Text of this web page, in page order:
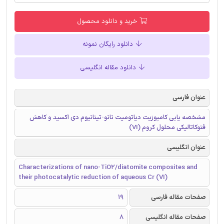
خرید و دانلود محصول
دانلود رایگان نمونه
دانلود مقاله انگلیسی
عنوان فارسی
مشخصه یابی کامپوزیت دیاتومیت نانو-تیتانیوم دی اکسید و کاهش
فتوکاتالیکی محلول کروم (VI)
عنوان انگلیسی
Characterizations of nano-TiO2/diatomite composites and
their photocatalytic reduction of aqueous Cr (VI)
صفحات مقاله فارسی
19
صفحات مقاله انگلیسی
8